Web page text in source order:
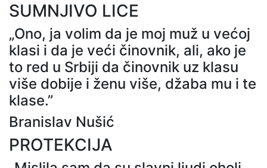
SUMNJIVO LICE
„Ono, ja volim da je moj muž u većoj
klasi i da je veći činovnik, ali, ako je
to red u Srbiji da činovnik uz klasu
više dobije i ženu više, džaba mu i te
klase.”
Branislav Nušić
PROTEKCIJA